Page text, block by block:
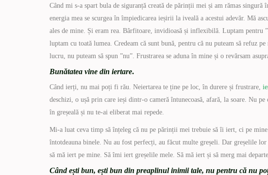
Când mi s-a spart bula de siguranță creată de părinții mei și am rămas singură
energia mea se scurgea în împiedicarea ieșirii la iveală a acestui adevăr. Mă
ales de mine. Și eram rea. Bârfitoare, invidioasă și inflexibilă. Luptam pentru
luptam cu toată lumea. Credeam că sunt bună, pentru că nu puteam să refuz
lucru, nu puteam să spun ”nu”. Frustrarea se aduna în mine și o revărsam
Bunătatea vine din iertare.
Când ierți, nu mai poți fi rău. Neiertarea te ține pe loc, în durere și frustrare,
deschizi, o ușă prin care ieși dintr-o cameră întunecoasă, afară, la soare. Nu
în greșeală și nu te-ai eliberat mai repede.
Mi-a luat ceva timp să înțeleg că nu pe părinții mei trebuie să îi iert, ci pe mine.
întotdeauna binele. Nu au fost perfecți, au făcut multe greșeli. Dar greșelile
să mă iert pe mine. Să îmi iert greșelile mele. Să mă iert și să merg mai departe.
Când ești bun, ești bun din preaplinul inimii tale, nu pentru că nu